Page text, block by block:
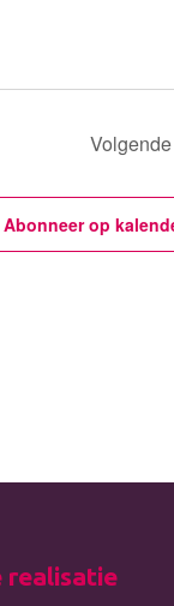
Abonneer op
realisatie